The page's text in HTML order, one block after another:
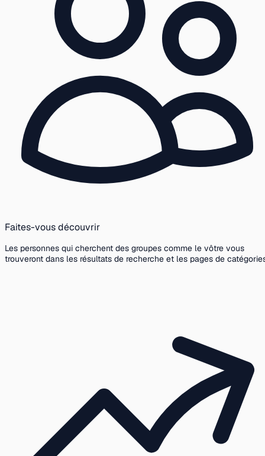
Faites-vous découvrir
Les personnes qui cherchent des groupes comme le vôtre vous
trouveront dans les résultats de recherche et les pages de